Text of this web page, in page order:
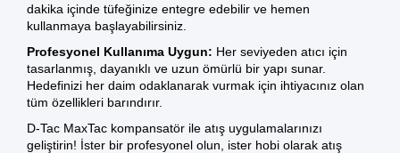
dakika içinde tüfeğinize entegre edebilir ve hemen
kullanmaya başlayabilirsiniz.
Profesyonel Kullanıma Uygun: Her seviyeden atıcı için
tasarlanmış, dayanıklı ve uzun ömürlü bir yapı sunar.
Hedefinizi her daim odaklanarak vurmak için ihtiyacınız olan
tüm özellikleri barındırır.
D-Tac MaxTac kompansatör ile atış uygulamalarınızı
geliştirin! İster bir profesyonel olun, ister hobi olarak atış